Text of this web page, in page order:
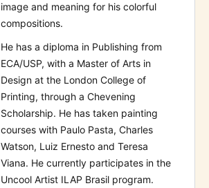
image and meaning for his colorful
compositions.
He has a diploma in Publishing from
ECA/USP, with a Master of Arts in
Design at the London College of
Printing, through a Chevening
Scholarship. He has taken painting
courses with Paulo Pasta, Charles
Watson, Luiz Ernesto and Teresa
Viana. He currently participates in the
Uncool Artist ILAP Brasil program.